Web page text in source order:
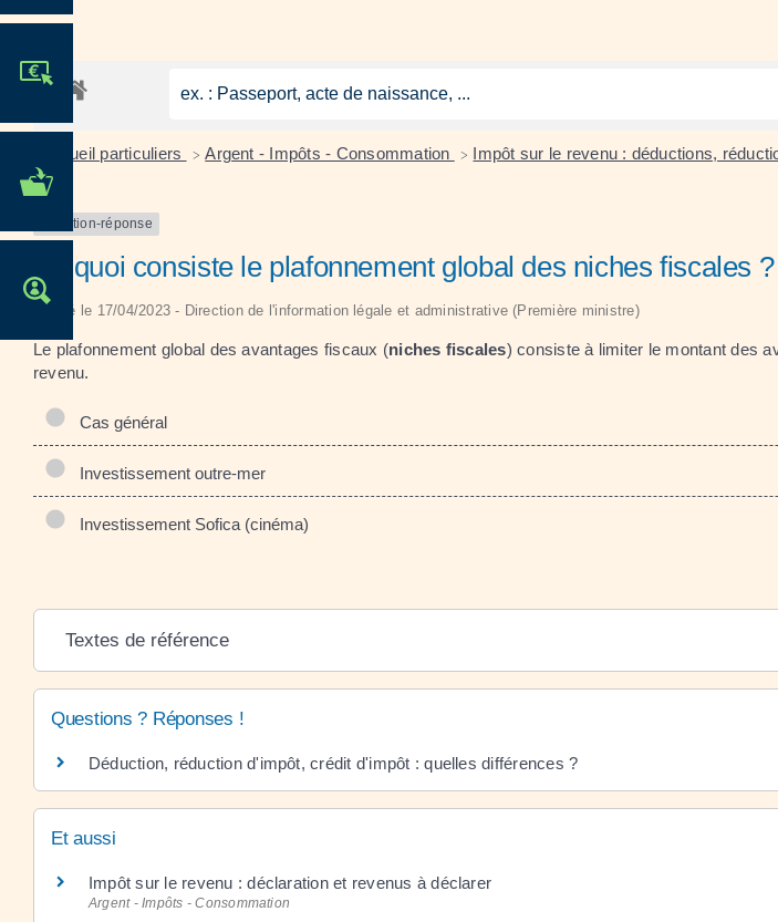
MES DÉMARCHES
Accueil particuliers > Argent - Impôts - Consommation > Impôt sur le revenu : déductions,
Question-réponse
En quoi consiste le plafonnement global des niches fiscales ?
Vérifié le 17/04/2023 - Direction de l'information légale et administrative (Première ministre)
Le plafonnement global des avantages fiscaux (niches fiscales) consiste à limiter le montant des
revenu.
Cas général
Investissement outre-mer
Investissement Sofica (cinéma)
Textes de référence
Questions ? Réponses !
Déduction, réduction d'impôt, crédit d'impôt : quelles différences ?
Et aussi
Impôt sur le revenu : déclaration et revenus à déclarer
Argent - Impôts - Consommation